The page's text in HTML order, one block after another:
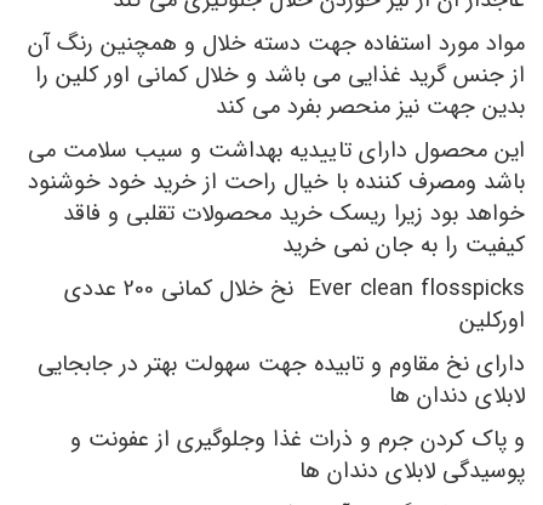
مواد مورد استفاده جهت دسته خلال و همچنین رنگ آن
از جنس گرید غذایی می باشد و خلال کمانی اور کلین را
بدین جهت نیز منحصر بفرد می کند
این محصول دارای تاییدیه بهداشت و سیب سلامت می
باشد ومصرف کننده با خیال راحت از خرید خود خوشنود
خواهد بود زیرا ریسک خرید محصولات تقلبی و فاقد
کیفیت را به جان نمی خرید
Ever clean flosspicks نخ خلال کمانی 200 عددی
اورکلین
دارای نخ مقاوم و تابیده جهت سهولت بهتر در جابجایی
لابلای دندان ها
و پاک کردن جرم و ذرات غذا وجلوگیری از عفونت و
پوسیدگی لابلای دندان ها